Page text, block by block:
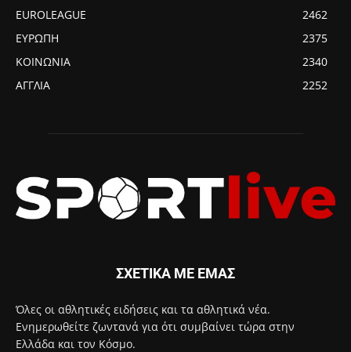
EUROLEAGUE
2462
ΕΥΡΩΠΗ
2375
ΚΟΙΝΩΝΙΑ
2340
ΑΓΓΛΙΑ
2252
ΣΧΕΤΙΚΑ ΜΕ ΕΜΑΣ
Όλες οι αθλητικές ειδήσεις και τα αθλητικά νέα.
Ενημερωθείτε ζωντανά για ότι συμβαίνει τώρα στην
Ελλάδα και τον Κόσμο.